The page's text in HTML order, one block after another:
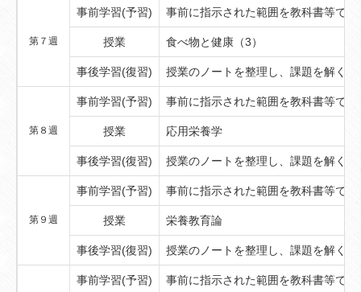
第７週
事前学習(予習) 事前に指示された範囲を教科書等で予
授業 食べ物と健康（3）
事後学習(復習) 授業のノートを整理し、課題を解く
第８週
事前学習(予習) 事前に指示された範囲を教科書等で予
授業 応用栄養学
事後学習(復習) 授業のノートを整理し、課題を解く
第９週
事前学習(予習) 事前に指示された範囲を教科書等で予
授業 栄養教育論
事後学習(復習) 授業のノートを整理し、課題を解く
事前学習(予習) 事前に指示された範囲を教科書等で予